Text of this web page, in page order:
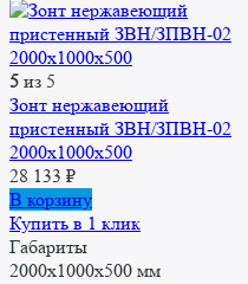
5 из 5
Зонт нержавеющий
пристенный ЗВН/ЗПВН-02
2000х1000х500
28 133 ₽
В корзину
Купить в 1 клик
Габариты
2000x1000x500 мм